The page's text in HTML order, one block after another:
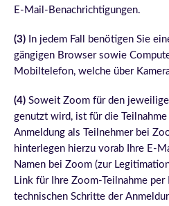
E-Mail-Benachrichtigungen.
(3) In jedem Fall benötigen Sie
gängigen Browser sowie
Mobiltelefon, welche über
(4) Soweit Zoom für den
genutzt wird, ist für die Teilnahme
Anmeldung als Teilnehmer bei
hinterlegen hierzu vorab Ihre E-
Namen bei Zoom (zur
Link für Ihre Zoom-Teilnahme
technischen Schritte der